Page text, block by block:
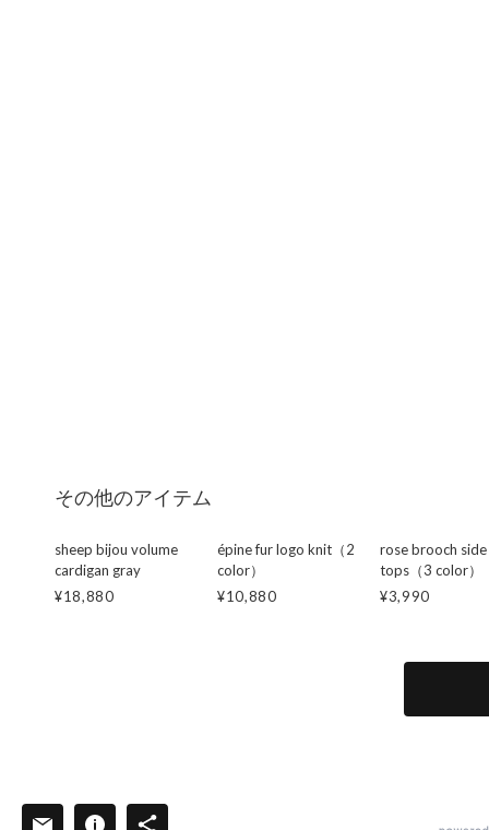
その他のアイテム
sheep bijou volume
cardigan gray
¥18,880
épine fur logo knit（2
color）
¥10,880
rose brooch
tops（3 color）
¥3,990